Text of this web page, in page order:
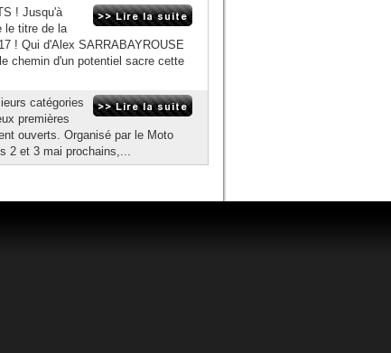
! Jusqu'à
le titre de la
! Qui d'Alex SARRABAYROUSE
chemin d'un potentiel sacre cette
catégories
premières
ouverts. Organisé par le Moto
2 et 3 mai prochains,...